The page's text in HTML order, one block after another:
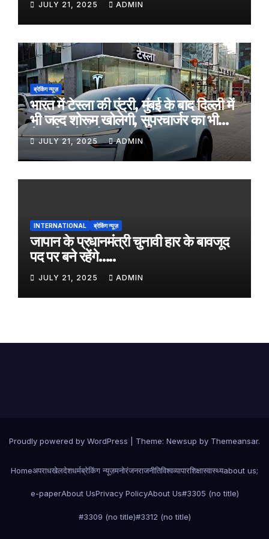
JULY 21, 2025 ADMIN
ब्रेकिंग न्यूज़
भारत में टेस्ला की एंट्री, मुंबई के बाद दिल्ली में
भी जल्द शोरूम खोलेगी, सुपरचार्जर का भी
नेटवर्क करेगी तैयार
JULY 21, 2025 ADMIN
INTERNATIONAL ब्रेकिंग न्यूज़
जापान के प्रधानमंत्री चुनावी हार के बावजूद
पद पर बने रहेंगे…..
JULY 21, 2025 ADMIN
Proudly powered by WordPress Theme: Newsup by Themeansar.
Homeअपराधखेलदेशधर्मब्रेकिंग न्यूज़मनोरंजनराजनीतिविश्वव्यापारशिक्षास्वास्थ्यabout us;
e-paperAbout UsPrivacy PolicyAbout Us#3305 (no title)
#3309 (no title)#3312 (no title)